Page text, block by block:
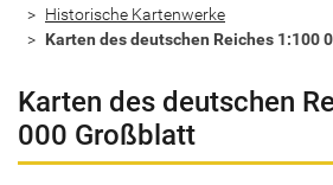
Historische Kartenwerke
Karten des deutschen Reiches 1:100
Karten des deutschen
000 Großblatt